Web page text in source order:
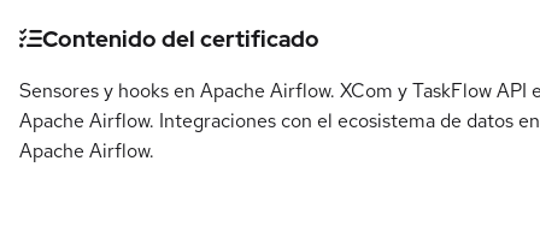
Detalles del curso
Contenido del certificado
Sensores y hooks en Apache Airflow. XCom y TaskFlow API
Apache Airflow. Integraciones con el ecosistema de datos en
Apache Airflow.